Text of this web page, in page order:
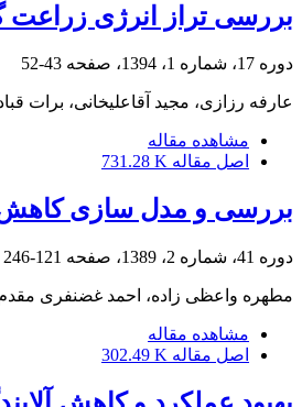
بررسی تراز انرژی زراعت
دوره 17، شماره 1، 1394، صفحه 43-52
عارفه رزازی، مجید آقاعلیخانی، برات
مشاهده مقاله
اصل مقاله 731.28 K
بررسی و مدل سازی کاهش
دوره 41، شماره 2، 1389، صفحه 121-246
مطهره واعظی زاده، احمد غضنفری
مشاهده مقاله
اصل مقاله 302.49 K